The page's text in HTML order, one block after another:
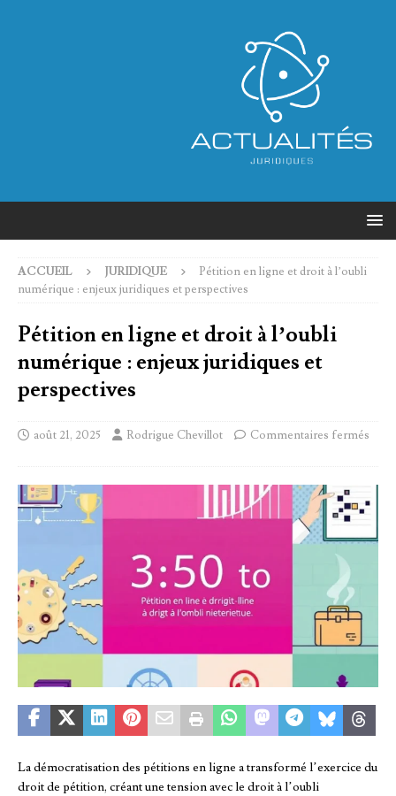
ACCUEIL JURIDIQUE
Pétition en ligne et droit à l’oubli
numérique : enjeux juridiques et perspectives
Pétition en ligne et droit à l’oubli
numérique : enjeux juridiques et
perspectives
août 21, 2025 Rodrigue Chevillot Commentaires fermés
La démocratisation des pétitions en ligne a transformé l’exercice du
droit de pétition, créant une tension avec le droit à l’oubli